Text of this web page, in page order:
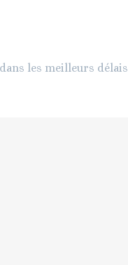
les meilleurs délais